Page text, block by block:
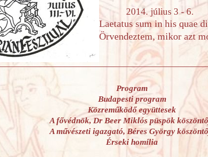
2014. július 3 - 6.
Laetatus sum in his quae
Örvendeztem, mikor azt
Program
Budapesti program
Közreműködő együttesek
A fővédnök, Dr Beer Miklós püspök
A művészeti igazgató, Béres György
Érseki homília